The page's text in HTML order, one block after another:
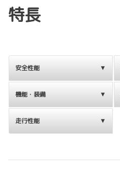
特長
安全性能
機能・装備
走行性能